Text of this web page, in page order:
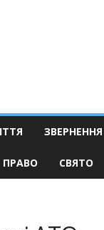
ЗВЕРНЕННЯ
ПРАВО СВЯТО